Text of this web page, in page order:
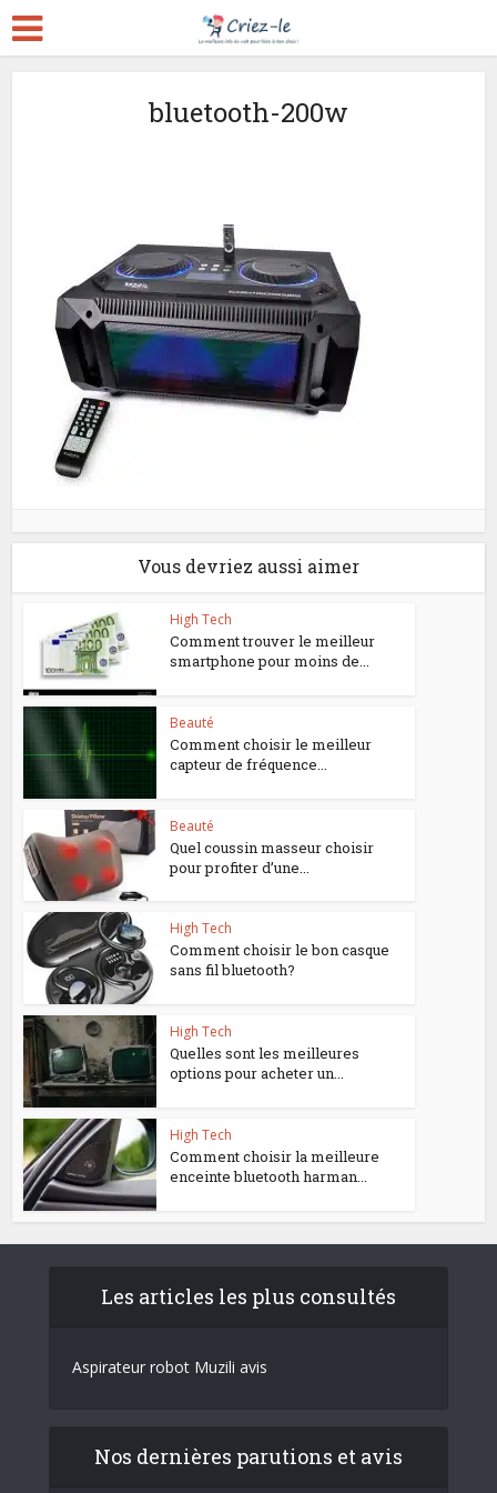
bluetooth-200w
Vous devriez aussi aimer
High Tech
Comment trouver le meilleur
smartphone pour moins de...
Beauté
Comment choisir le meilleur
capteur de fréquence...
Beauté
Quel coussin masseur choisir
pour profiter d’une...
High Tech
Comment choisir le bon casque
sans fil bluetooth?
High Tech
Quelles sont les meilleures
options pour acheter un...
High Tech
Comment choisir la meilleure
enceinte bluetooth harman...
Les articles les plus consultés
Aspirateur robot Muzili avis
Nos dernières parutions et avis